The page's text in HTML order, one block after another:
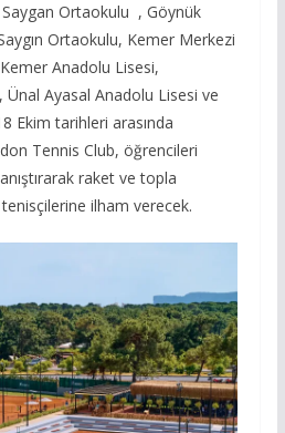
Ortaokulu , Göynük
Ortaokulu, Kemer Merkezi
Anadolu Lisesi,
Ayasal Anadolu Lisesi ve
Ekim tarihleri arasında
Tennis Club, öğrencileri
raket ve topla
ilham verecek.